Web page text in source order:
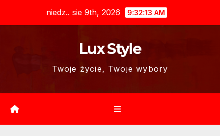
niedz.. sie 9th, 2026 9:32:14 AM
Lux Style
Twoje życie, Twoje wybory